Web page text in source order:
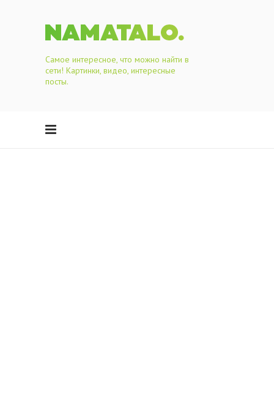
Самое интересное, что можно найти в
сети! Картинки, видео, интересные
посты.